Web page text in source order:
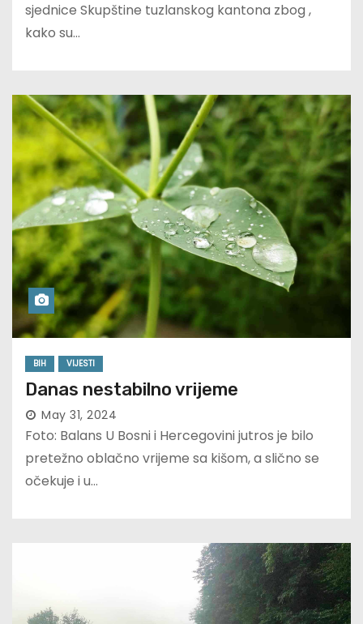
sjednice Skupštine tuzlanskog kantona zbog ,
kako su…
BIH VIJESTI
Danas nestabilno vrijeme
May 31, 2024
Foto: Balans U Bosni i Hercegovini jutros je bilo
pretežno oblačno vrijeme sa kišom, a slično se
očekuje i u…